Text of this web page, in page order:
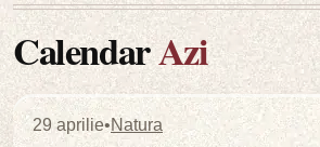
CalendarAzi
29 aprilie•Natura